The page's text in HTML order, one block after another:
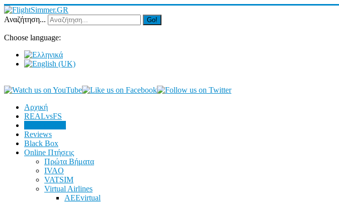
Αναζήτηση... Go!
Choose language:
Αρχική
REALvsFS
Reviews
Black Box
Online Πτήσεις
Πρώτα Βήματα
IVAO
VATSIM
Virtual Airlines
AEEvirtual